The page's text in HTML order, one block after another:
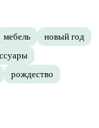
мебель
новый год
рождество